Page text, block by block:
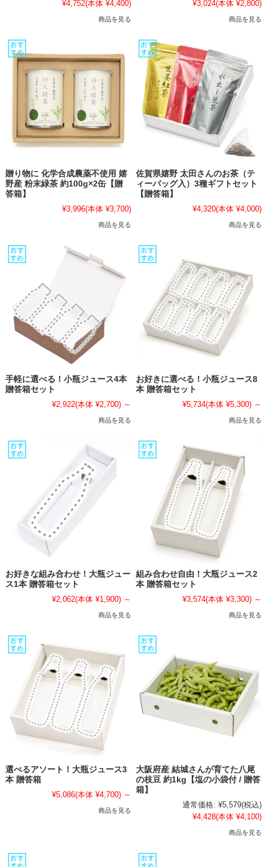
¥4,752(本体 ¥4,400)
商品を見る
¥3,024(本体 ¥2,800)
商品を見る
贈り物に 化学合成農薬不使用 嬉
野産 粉末緑茶 約100g×2缶【贈
答箱】
¥3,996(本体 ¥3,700)
商品を見る
佐賀県嬉野 太田さんのお茶（テ
ィーバッグ入）3種ギフトセット
【贈答箱】
¥4,320(本体 ¥4,000)
商品を見る
手軽に選べる！小瓶ジュース4本
贈答箱セット
¥2,922(本体 ¥2,700) ～
商品を見る
お好きに選べる！小瓶ジュース8
本 贈答箱セット
¥5,734(本体 ¥5,300) ～
商品を見る
お好きな組み合わせ！大瓶ジュー
ス1本 贈答箱セット
¥2,062(本体 ¥1,900) ～
商品を見る
組み合わせ自由！大瓶ジュース2
本 贈答箱セット
¥3,574(本体 ¥3,300) ～
商品を見る
選べるアソート！大瓶ジュース3
本 贈答箱
¥5,086(本体 ¥4,700) ～
商品を見る
大阪府産 結城さんが育てた八尾
の枝豆 約1kg【塩の小袋付 / 贈答
箱】
通常価格: ¥5,579(税込)
¥4,428(本体 ¥4,100)
商品を見る